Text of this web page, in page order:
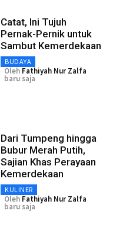
Catat, Ini Tujuh
Pernak-Pernik untuk
Sambut Kemerdekaan
BUDAYA
Oleh Fathiyah Nur Zalfa
baru saja
Dari Tumpeng hingga
Bubur Merah Putih,
Sajian Khas Perayaan
Kemerdekaan
KULINER
Oleh Fathiyah Nur Zalfa
baru saja